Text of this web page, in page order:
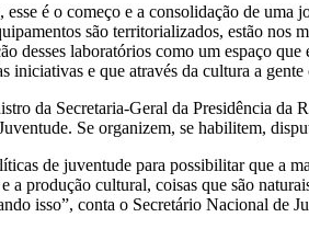
é o começo e a consolidação de
são territorializados, estão
desses laboratórios como um espaço
iniciativas e que através da cultura a
da Secretaria-Geral da Presidência
Se organizem, se habilitem,
de juventude para possibilitar que a
a produção cultural, coisas que são
isso”, conta o Secretário Nacional de